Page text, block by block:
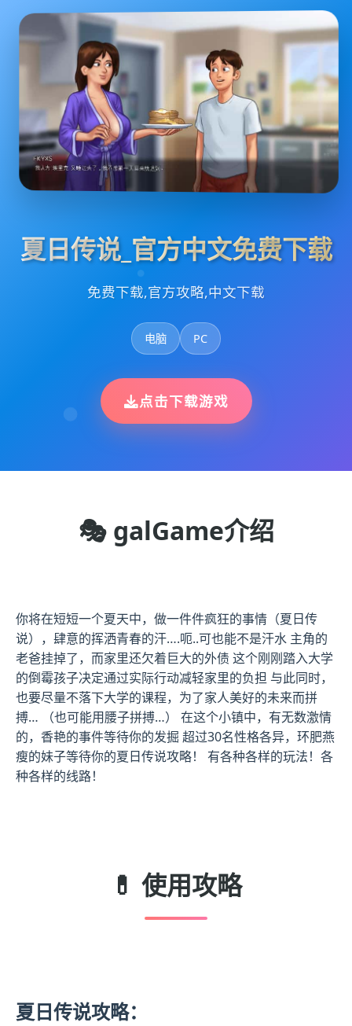
夏日传说_官方中文免费下载
免费下载,官方攻略,中文下载
电脑 PC
点击下载游戏
🎭 galGame介绍
你将在短短一个夏天中，做一件件疯狂的事情（夏日传
说），肆意的挥洒青春的汗….呃..可也能不是汗水 主角的
老爸挂掉了，而家里还欠着巨大的外债 这个刚刚踏入大学
的倒霉孩子决定通过实际行动减轻家里的负担 与此同时，
也要尽量不落下大学的课程，为了家人美好的未来而拼
搏… （也可能用腰子拼搏…） 在这个小镇中，有无数激情
的，香艳的事件等待你的发掘 超过30名性格各异，环肥燕
瘦的妹子等待你的夏日传说攻略！ 有各种各样的玩法！各
种各样的线路！
💊 使用攻略
夏日传说攻略：